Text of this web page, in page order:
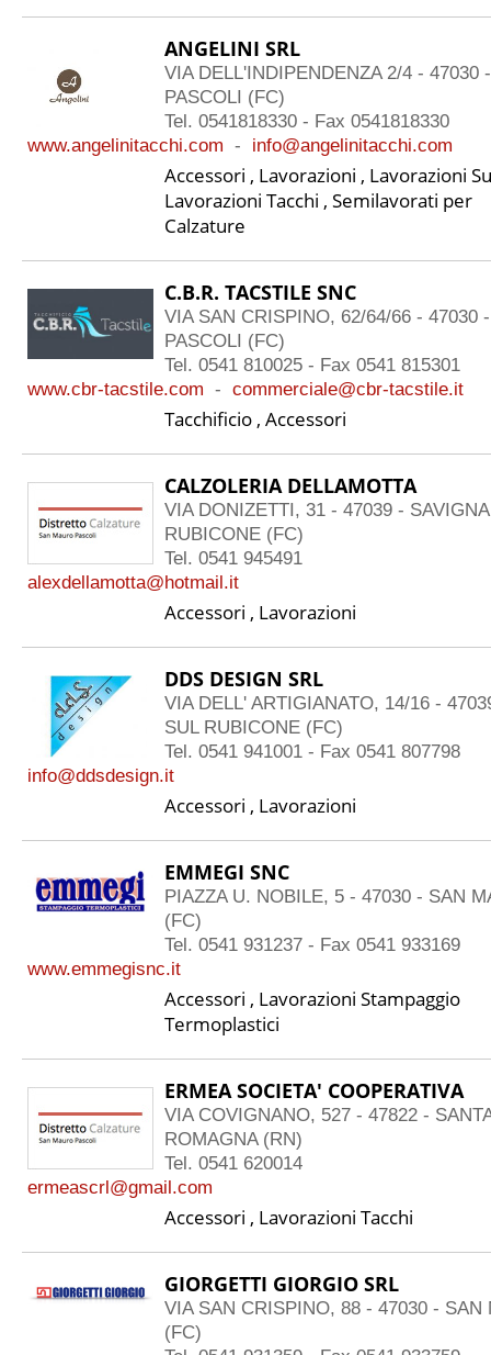
ANGELINI SRL
VIA DELL'INDIPENDENZA 2/4 - 47030
PASCOLI (FC)
Tel. 0541818330 - Fax 0541818330
www.angelinitacchi.com - info@angelinitacchi.com
Accessori , Lavorazioni , Lavorazioni
Lavorazioni Tacchi , Semilavorati per
Calzature
C.B.R. TACSTILE SNC
VIA SAN CRISPINO, 62/64/66 - 47030
PASCOLI (FC)
Tel. 0541 810025 - Fax 0541 815301
www.cbr-tacstile.com - commerciale@cbr-tacstile.it
Tacchificio , Accessori
CALZOLERIA DELLAMOTTA
VIA DONIZETTI, 31 - 47039 -
RUBICONE (FC)
Tel. 0541 945491
alexdellamotta@hotmail.it
Accessori , Lavorazioni
DDS DESIGN SRL
VIA DELL' ARTIGIANATO, 14/16 -
SUL RUBICONE (FC)
Tel. 0541 941001 - Fax 0541 807798
info@ddsdesign.it
Accessori , Lavorazioni
EMMEGI SNC
PIAZZA U. NOBILE, 5 - 47030 - SAN
(FC)
Tel. 0541 931237 - Fax 0541 933169
www.emmegisnc.it
Accessori , Lavorazioni Stampaggio
Termoplastici
ERMEA SOCIETA' COOPERATIVA
VIA COVIGNANO, 527 - 47822 -
ROMAGNA (RN)
Tel. 0541 620014
ermeascrl@gmail.com
Accessori , Lavorazioni Tacchi
GIORGETTI GIORGIO SRL
VIA SAN CRISPINO, 88 - 47030 - SAN
(FC)